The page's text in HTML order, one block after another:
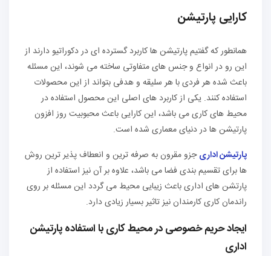
کارایی پارتیشن
همانطور که گفتیم پارتیشن ها کاربرد گسترده ای در دکوراتیو دارند از
این رو در انواع و جنس های متفاوتی ساخته می شوند، این مسئله
باعث شده هر فردی با هر سلیقه و هدفی بتواند از این محصولات
استفاده کنند. یکی از کاربرد های اصلی این محصول استفاده در
محیط های کاری می باشد، این کارایی باعث محبوبیت روز افزون
پارتیشن ها در دنیای معماری شده است.
پارتیشن اداریجزو مقرون به صرفه ترین و انعطاف پذیر ترین روش
ها برای تقسیم بندی فضا می باشد، علاوه بر آن نیز استفاده از
پارتشن های اداری باعث زیبایی محیط می گردد این مسئله بر روی
راندمان کاری کارمندان نیز تاثیر بسیار زیادی دارد.
ایجاد حریم خصوصی در محیط کاری با استفاده پارتیشن
اداری